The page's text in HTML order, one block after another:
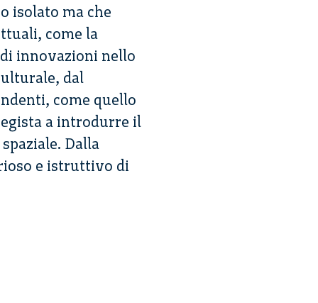
isolato ma che
come la
innovazioni nello
dal
come quello
a introdurre il
Dalla
e istruttivo di